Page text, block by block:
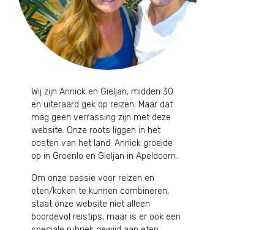
Wij zijn Annick en Gieljan, midden 30
en uiteraard gek op reizen. Maar dat
mag geen verrassing zijn met deze
website. Onze roots liggen in het
oosten van het land. Annick groeide
op in Groenlo en Gieljan in Apeldoorn.
Om onze passie voor reizen en
eten/koken te kunnen combineren,
staat onze website niet alleen
boordevol reistips, maar is er ook een